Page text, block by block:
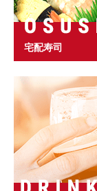
宅配寿司